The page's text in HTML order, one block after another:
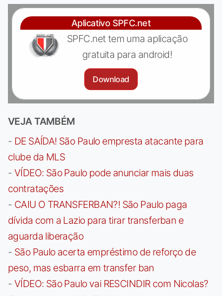
Aplicativo SPFC.net
SPFC.net tem uma aplicação
gratuita para android!
Download
VEJA TAMBÉM
- DE SAÍDA! São Paulo empresta atacante para
clube da MLS
- VÍDEO: São Paulo pode anunciar mais duas
contratações
- CAIU O TRANSFERBAN?! São Paulo paga
dívida com a Lazio para tirar transferban e
aguarda liberação
- São Paulo acerta empréstimo de reforço de
peso, mas esbarra em transfer ban
- VÍDEO: São Paulo vai RESCINDIR com Nicolas?